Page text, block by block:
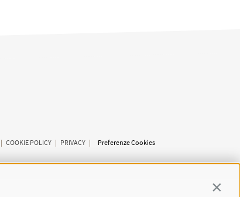
| COOKIE POLICY | PRIVACY | Preferenze Cookies